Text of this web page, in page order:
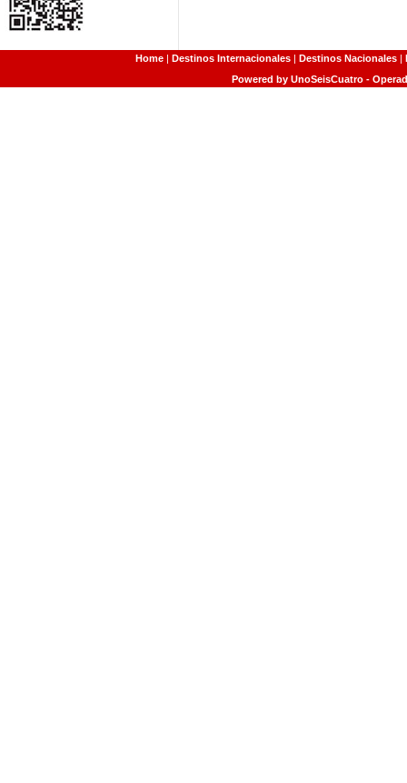
Home | Destinos Internacionales | Destinos Nacionales |
Powered by UnoSeisCuatro -